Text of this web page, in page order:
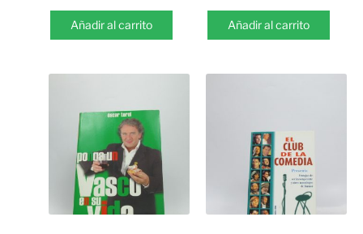
Añadir al carrito Añadir al carrito